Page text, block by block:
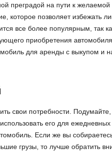
преградой на пути к
которое позволяет избежать
все более популярным, так
приобретения
для аренды с выкупом и
свои потребности.
его для ежедневных
Если же вы
грузы, то лучше обратить